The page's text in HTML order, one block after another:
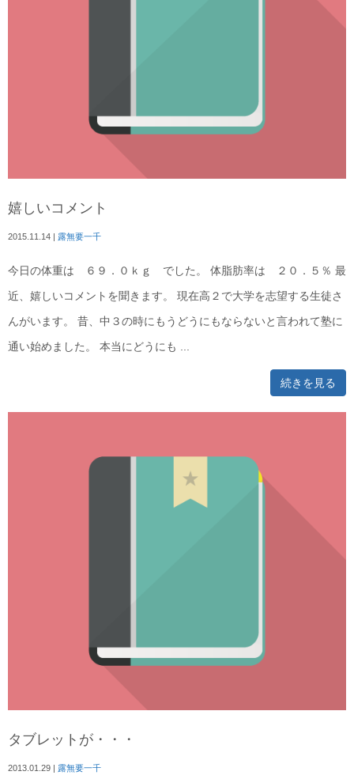
嬉しいコメント
2015.11.14 露無要一千
今日の体重は ６９．０ｋｇ でした。 体脂肪率は ２０．５％ 最
近、嬉しいコメントを聞きます。 現在高２で大学を志望する生徒さ
んがいます。 昔、中３の時にもうどうにもならないと言われて塾に
通い始めました。 本当にどうにも ...
続きを見る
タブレットが・・・
2013.01.29 | 露無要一千